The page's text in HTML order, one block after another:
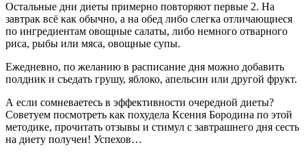
Остальные дни диеты примерно повторяют первые 2. На
завтрак всё как обычно, а на обед либо слегка отличающиеся
по ингредиентам овощные салаты, либо немного отварного
риса, рыбы или мяса, овощные супы.
Ежедневно, по желанию в расписание дня можно добавить
полдник и съедать грушу, яблоко, апельсин или другой фрукт.
А если сомневаетесь в эффективности очередной диеты?
Советуем посмотреть как похудела Ксения Бородина по этой
методике, прочитать отзывы и стимул с завтрашнего дня сесть
на диету получен! Успехов…